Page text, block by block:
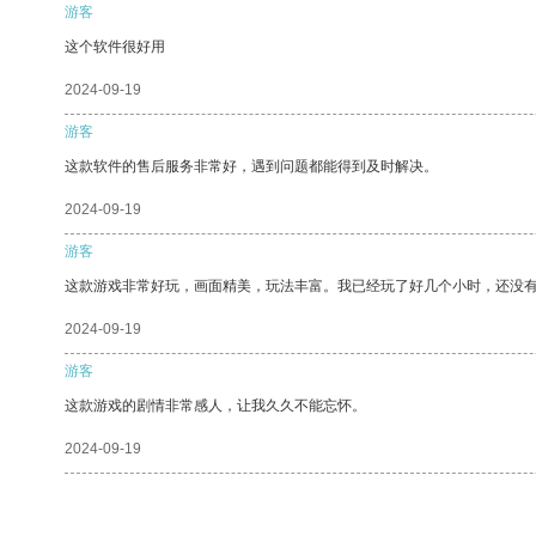
游客
这个软件很好用
2024-09-19
游客
这款软件的售后服务非常好，遇到问题都能得到及时解决。
2024-09-19
游客
这款游戏非常好玩，画面精美，玩法丰富。我已经玩了好几个小时，还没
2024-09-19
游客
这款游戏的剧情非常感人，让我久久不能忘怀。
2024-09-19